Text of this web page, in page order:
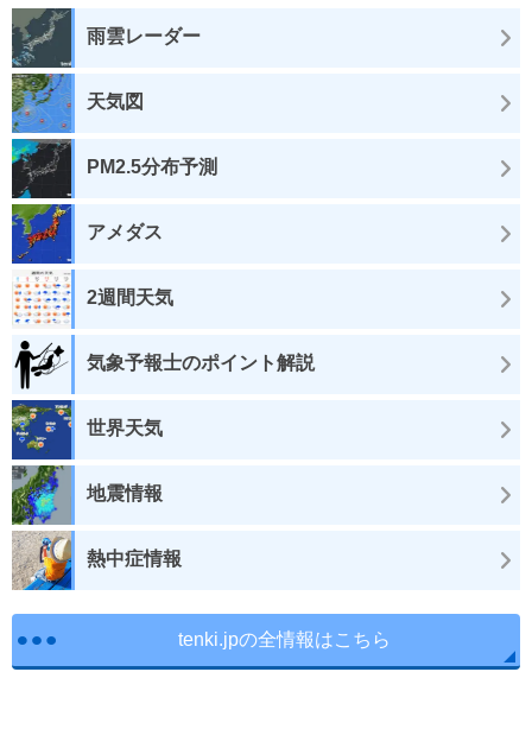
雨雲レーダー
天気図
PM2.5分布予測
アメダス
2週間天気
気象予報士のポイント解説
世界天気
地震情報
熱中症情報
tenki.jpの全情報はこちら